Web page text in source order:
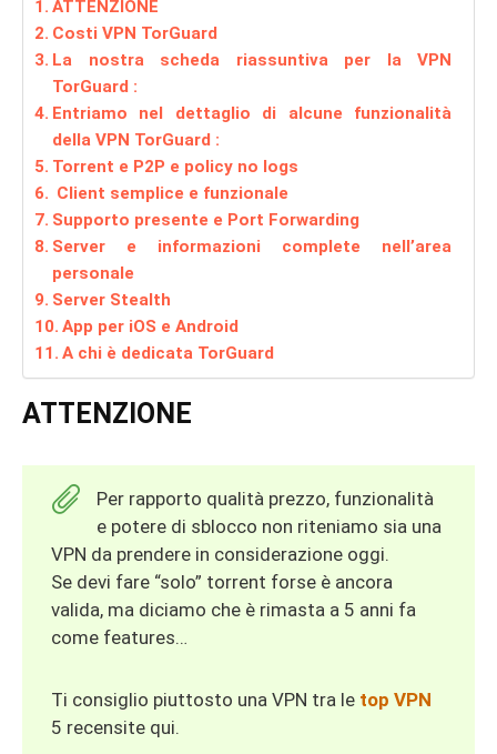
ATTENZIONE
Costi VPN TorGuard
La nostra scheda riassuntiva per la VPN
TorGuard :
Entriamo nel dettaglio di alcune funzionalità
della VPN TorGuard :
Torrent e P2P e policy no logs
Client semplice e funzionale
Supporto presente e Port Forwarding
Server e informazioni complete nell’area
personale
Server Stealth
App per iOS e Android
A chi è dedicata TorGuard
ATTENZIONE
Per rapporto qualità prezzo, funzionalità
e potere di sblocco non riteniamo sia una
VPN da prendere in considerazione oggi.
Se devi fare “solo” torrent forse è ancora
valida, ma diciamo che è rimasta a 5 anni fa
come features…
Ti consiglio piuttosto una VPN tra le top VPN
5 recensite qui.